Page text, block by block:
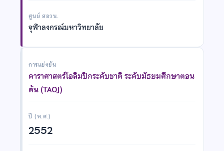
ศูนย์ สอวน.
จุฬาลงกรณ์มหาวิทยาลัย
การแข่งขัน
ดาราศาสตร์โอลิมปิกระดับชาติ ระดับมัธยมศึกษาตอน
ต้น (TAOJ)
ปี (พ.ศ.)
2552